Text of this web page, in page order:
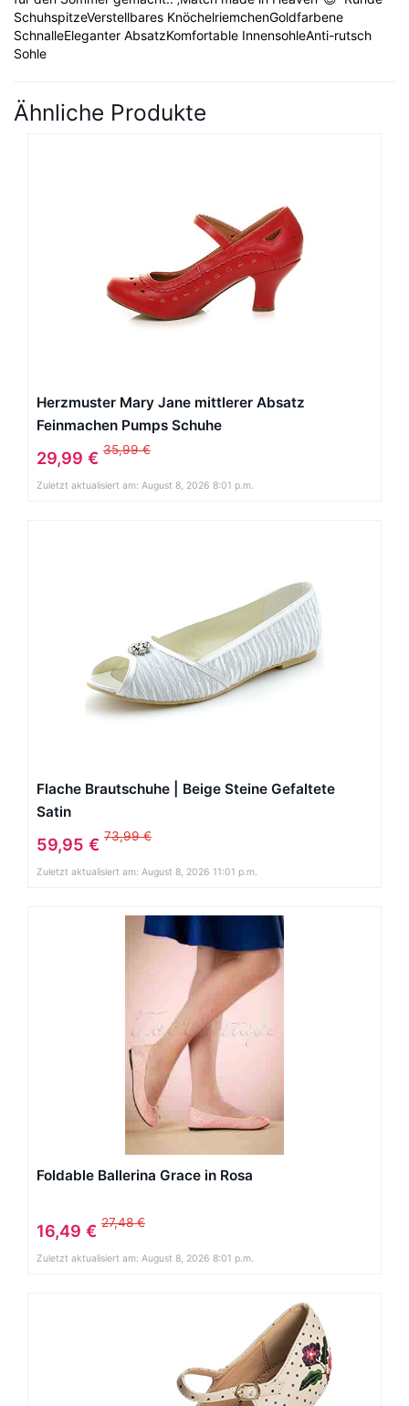
SchuhspitzeVerstellbares KnöchelriemchenGoldfarbene
SchnalleEleganter AbsatzKomfortable InnensohleAnti-rutsch
Sohle
Ähnliche Produkte
Herzmuster Mary Jane mittlerer Absatz
Feinmachen Pumps Schuhe
29,99 € 35,99 €
Zuletzt aktualisiert am: August 8, 2026 8:01 p.m.
Flache Brautschuhe | Beige Steine Gefaltete
Satin
59,95 € 73,99 €
Zuletzt aktualisiert am: August 8, 2026 11:01 p.m.
Foldable Ballerina Grace in Rosa
16,49 € 27,48 €
Zuletzt aktualisiert am: August 8, 2026 8:01 p.m.